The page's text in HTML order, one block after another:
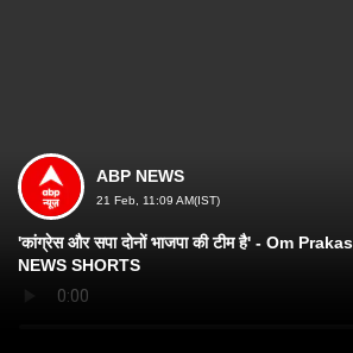
ABP NEWS
21 Feb, 11:09 AM(IST)
'कांग्रेस और सपा दोनों भाजपा की टीम है' - Om
NEWS SHORTS